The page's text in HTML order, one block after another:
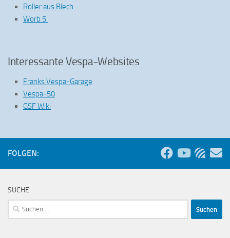
Roller aus Blech
Worb 5
Interessante Vespa-Websites
Franks Vespa-Garage
Vespa-50
GSF Wiki
FOLGEN:
SUCHE
Suchen
nach: